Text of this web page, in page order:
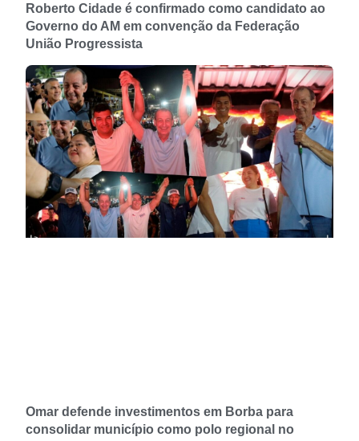
Roberto Cidade é confirmado como candidato ao
Governo do AM em convenção da Federação
União Progressista
Omar defende investimentos em Borba para
consolidar município como polo regional no